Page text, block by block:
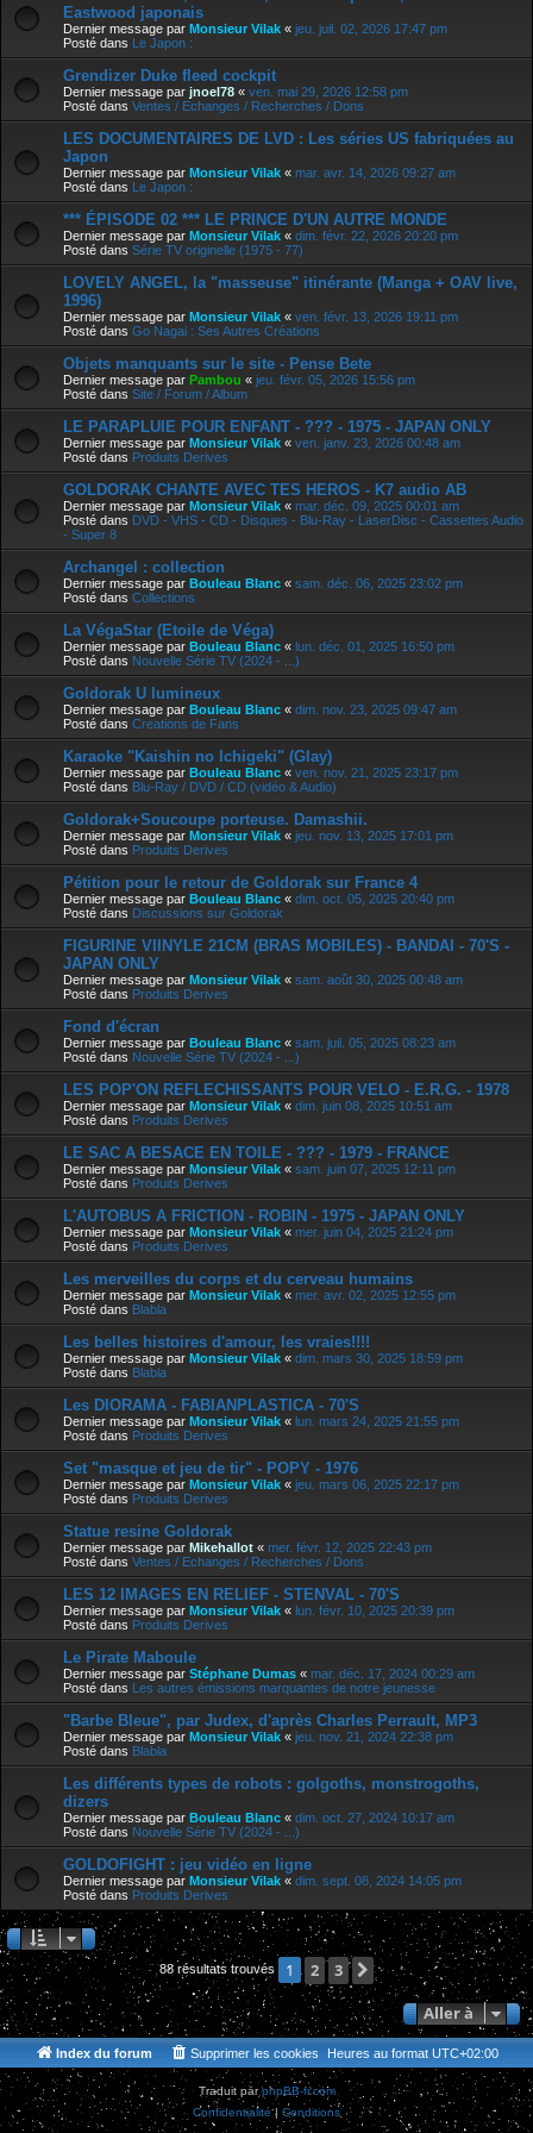
Eastwood japonais
Dernier message par Monsieur Vilak « jeu. juil. 02, 2026 17:47 pm
Posté dans Le Japon :
Grendizer Duke fleed cockpit
Dernier message par jnoel78 « ven. mai 29, 2026 12:58 pm
Posté dans Ventes / Echanges / Recherches / Dons
LES DOCUMENTAIRES DE LVD : Les séries US fabriquées au
Japon
Dernier message par Monsieur Vilak « mar. avr. 14, 2026 09:27 am
Posté dans Le Japon :
*** ÉPISODE 02 *** LE PRINCE D'UN AUTRE MONDE
Dernier message par Monsieur Vilak « dim. févr. 22, 2026 20:20 pm
Posté dans Série TV originelle (1975 - 77)
LOVELY ANGEL, la "masseuse" itinérante (Manga + OAV live,
1996)
Dernier message par Monsieur Vilak « ven. févr. 13, 2026 19:11 pm
Posté dans Go Nagai : Ses Autres Créations
Objets manquants sur le site - Pense Bete
Dernier message par Pambou « jeu. févr. 05, 2026 15:56 pm
Posté dans Site / Forum / Album
LE PARAPLUIE POUR ENFANT - ??? - 1975 - JAPAN ONLY
Dernier message par Monsieur Vilak « ven. janv. 23, 2026 00:48 am
Posté dans Produits Derives
GOLDORAK CHANTE AVEC TES HEROS - K7 audio AB
Dernier message par Monsieur Vilak « mar. déc. 09, 2025 00:01 am
Posté dans DVD - VHS - CD - Disques - Blu-Ray - LaserDisc - Cassettes Audio
- Super 8
Archangel : collection
Dernier message par Bouleau Blanc « sam. déc. 06, 2025 23:02 pm
Posté dans Collections
La VégaStar (Etoile de Véga)
Dernier message par Bouleau Blanc « lun. déc. 01, 2025 16:50 pm
Posté dans Nouvelle Série TV (2024 - ...)
Goldorak U lumineux
Dernier message par Bouleau Blanc « dim. nov. 23, 2025 09:47 am
Posté dans Creations de Fans
Karaoke "Kaishin no Ichigeki" (Glay)
Dernier message par Bouleau Blanc « ven. nov. 21, 2025 23:17 pm
Posté dans Blu-Ray / DVD / CD (vidéo & Audio)
Goldorak+Soucoupe porteuse. Damashii.
Dernier message par Monsieur Vilak « jeu. nov. 13, 2025 17:01 pm
Posté dans Produits Derives
Pétition pour le retour de Goldorak sur France 4
Dernier message par Bouleau Blanc « dim. oct. 05, 2025 20:40 pm
Posté dans Discussions sur Goldorak
FIGURINE VIINYLE 21CM (BRAS MOBILES) - BANDAI - 70'S -
JAPAN ONLY
Dernier message par Monsieur Vilak « sam. août 30, 2025 00:48 am
Posté dans Produits Derives
Fond d'écran
Dernier message par Bouleau Blanc « sam. juil. 05, 2025 08:23 am
Posté dans Nouvelle Série TV (2024 - ...)
LES POP'ON REFLECHISSANTS POUR VELO - E.R.G. - 1978
Dernier message par Monsieur Vilak « dim. juin 08, 2025 10:51 am
Posté dans Produits Derives
LE SAC A BESACE EN TOILE - ??? - 1979 - FRANCE
Dernier message par Monsieur Vilak « sam. juin 07, 2025 12:11 pm
Posté dans Produits Derives
L'AUTOBUS A FRICTION - ROBIN - 1975 - JAPAN ONLY
Dernier message par Monsieur Vilak « mer. juin 04, 2025 21:24 pm
Posté dans Produits Derives
Les merveilles du corps et du cerveau humains
Dernier message par Monsieur Vilak « mer. avr. 02, 2025 12:55 pm
Posté dans Blabla
Les belles histoires d'amour, les vraies!!!!
Dernier message par Monsieur Vilak « dim. mars 30, 2025 18:59 pm
Posté dans Blabla
Les DIORAMA - FABIANPLASTICA - 70'S
Dernier message par Monsieur Vilak « lun. mars 24, 2025 21:55 pm
Posté dans Produits Derives
Set "masque et jeu de tir" - POPY - 1976
Dernier message par Monsieur Vilak « jeu. mars 06, 2025 22:17 pm
Posté dans Produits Derives
Statue resine Goldorak
Dernier message par Mikehallot « mer. févr. 12, 2025 22:43 pm
Posté dans Ventes / Echanges / Recherches / Dons
LES 12 IMAGES EN RELIEF - STENVAL - 70'S
Dernier message par Monsieur Vilak « lun. févr. 10, 2025 20:39 pm
Posté dans Produits Derives
Le Pirate Maboule
Dernier message par Stéphane Dumas « mar. déc. 17, 2024 00:29 am
Posté dans Les autres émissions marquantes de notre jeunesse
"Barbe Bleue", par Judex, d'après Charles Perrault, MP3
Dernier message par Monsieur Vilak « jeu. nov. 21, 2024 22:38 pm
Posté dans Blabla
Les différents types de robots : golgoths, monstrogoths,
dizers
Dernier message par Bouleau Blanc « dim. oct. 27, 2024 10:17 am
Posté dans Nouvelle Série TV (2024 - ...)
GOLDOFIGHT : jeu vidéo en ligne
Dernier message par Monsieur Vilak « dim. sept. 08, 2024 14:05 pm
Posté dans Produits Derives
88 résultats trouvés 1 2 3
Suivante
Aller à
Index du forum Heures au format UTC+02:00
Supprimer les cookies
Traduit parphpBB-fr.com
Confidentialité| Conditions